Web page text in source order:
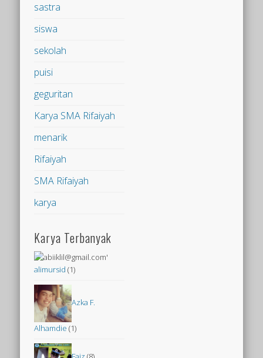
sastra
siswa
sekolah
puisi
geguritan
Karya SMA Rifaiyah
menarik
Rifaiyah
SMA Rifaiyah
karya
Karya Terbanyak
alimursid (1)
Azka F.
Alhamdie (1)